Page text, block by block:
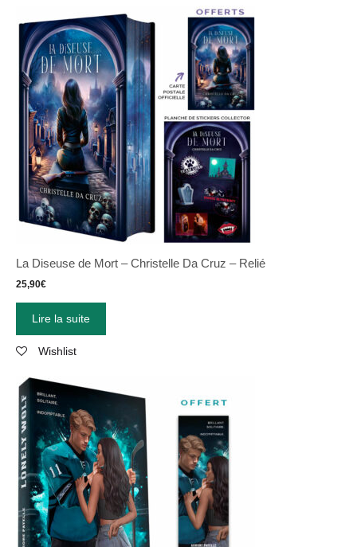
La Diseuse de Mort – Christelle Da Cruz – Relié
25,90€
Lire la suite
Wishlist